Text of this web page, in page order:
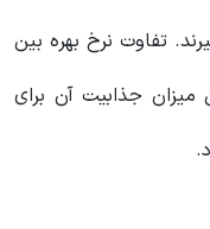
تفاوت نرخ بهره بین
جذابیت آن برای